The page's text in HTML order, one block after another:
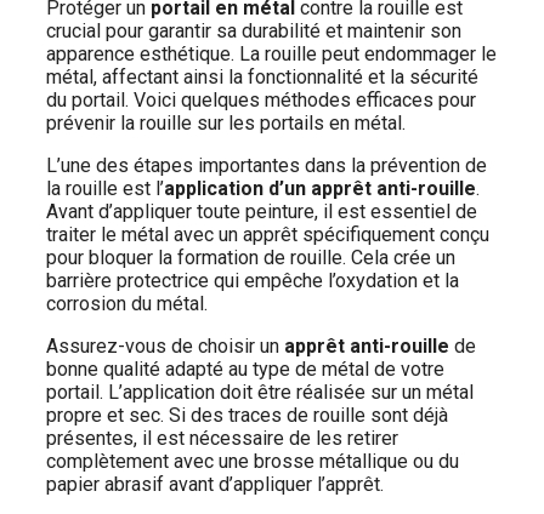
Protéger un portail en métal contre la rouille est
crucial pour garantir sa durabilité et maintenir son
apparence esthétique. La rouille peut endommager le
métal, affectant ainsi la fonctionnalité et la sécurité
du portail. Voici quelques méthodes efficaces pour
prévenir la rouille sur les portails en métal.
L’une des étapes importantes dans la prévention de
la rouille est l’application d’un apprêt anti-rouille.
Avant d’appliquer toute peinture, il est essentiel de
traiter le métal avec un apprêt spécifiquement conçu
pour bloquer la formation de rouille. Cela crée un
barrière protectrice qui empêche l’oxydation et la
corrosion du métal.
Assurez-vous de choisir un apprêt anti-rouille de
bonne qualité adapté au type de métal de votre
portail. L’application doit être réalisée sur un métal
propre et sec. Si des traces de rouille sont déjà
présentes, il est nécessaire de les retirer
complètement avec une brosse métallique ou du
papier abrasif avant d’appliquer l’apprêt.